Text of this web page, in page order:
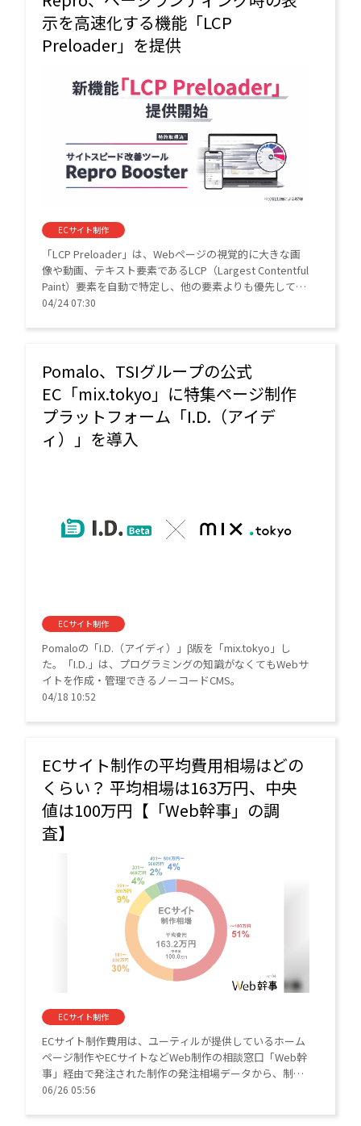
示を高速化する機能「LCP
Preloader」を提供
ECサイト制作
「LCP Preloader」は、Webページの視覚的に大きな画
像や動画、テキスト要素であるLCP（Largest Contentful
Paint）要素を自動で特定し、他の要素よりも優先して表
示させる。LCPに関する指標を改善でき、ユーザーが視
04/24 07:30
Pomalo、TSIグループの公式
EC「mix.tokyo」に特集ページ制作
プラットフォーム「I.D.（アイデ
ィ）」を導入
ECサイト制作
Pomaloの「I.D.（アイディ）」β版を「mix.tokyo」し
た。「I.D.」は、プログラミングの知識がなくてもWebサ
イトを作成・管理できるノーコードCMS。
04/18 10:52
ECサイト制作の平均費用相場はどの
くらい？ 平均相場は163万円、中央
値は100万円【「Web幹事」の調
査】
ECサイト制作
ECサイト制作費用は、ユーティルが提供しているホーム
ページ制作やECサイトなどWeb制作の相談窓口「Web幹
事」経由で発注された制作の発注相場データから、制作
費用を調査しました。
06/26 05:56